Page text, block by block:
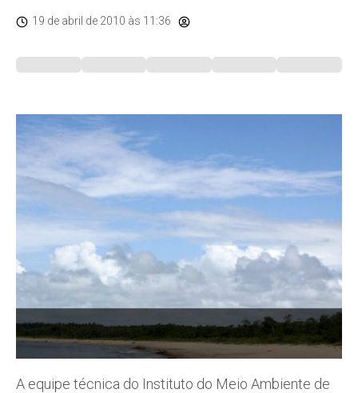
19 de abril de 2010 às 11:36
A equipe técnica do Instituto do Meio Ambiente de